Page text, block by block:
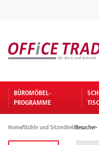
BÜROMÖBEL-
PROGRAMME
Home/Stühle und Sitzmöbel/